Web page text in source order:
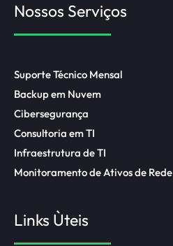
Nossos Serviços
Suporte Técnico Mensal
Backup em Nuvem
Cibersegurança
Consultoria em TI
Infraestrutura de TI
Monitoramento de Ativos de Rede
Links Ùteis